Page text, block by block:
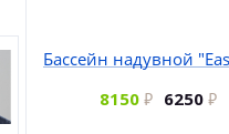
Бассейн надувной
8150
6250